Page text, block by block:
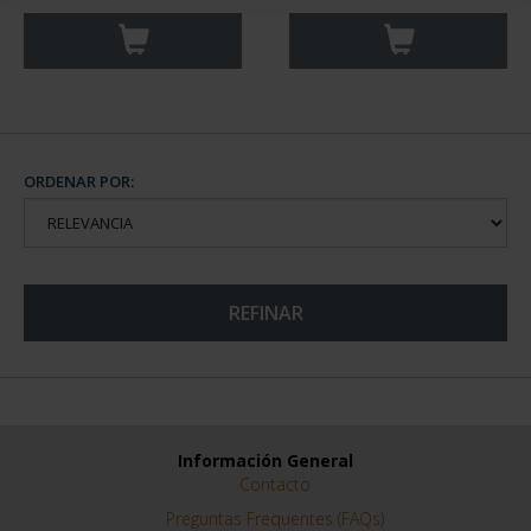
ORDENAR POR:
REFINAR
Información General
Contacto
Preguntas Frequentes (FAQs)